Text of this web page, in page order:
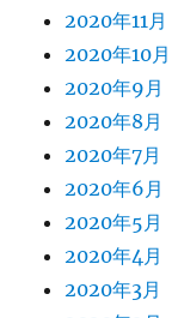
2020年11月
2020年10月
2020年9月
2020年8月
2020年7月
2020年6月
2020年5月
2020年4月
2020年3月